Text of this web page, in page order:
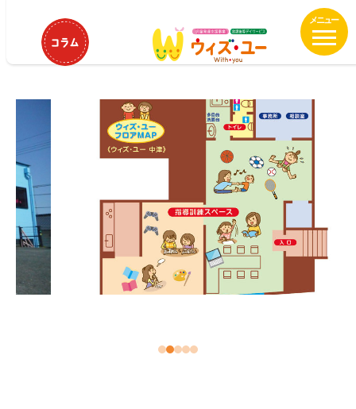
へ
移
動
九州・沖縄
ウィズ・ユー中津